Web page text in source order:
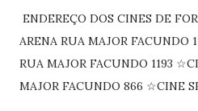
ENDEREÇO DOS CINES DE
ARENA RUA MAJOR FACUNDO
RUA MAJOR FACUNDO 1193
MAJOR FACUNDO 866 ☆CINE